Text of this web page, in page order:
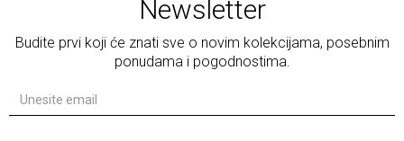
Newsletter
Budite prvi koji će znati sve o novim kolekcijama, posebnim
ponudama i pogodnostima.